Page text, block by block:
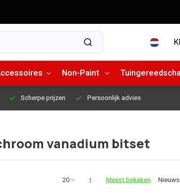
Non-Paint
Scherpe prijzen Persoonlijk advies
vanadium bitset
Meest bekeken